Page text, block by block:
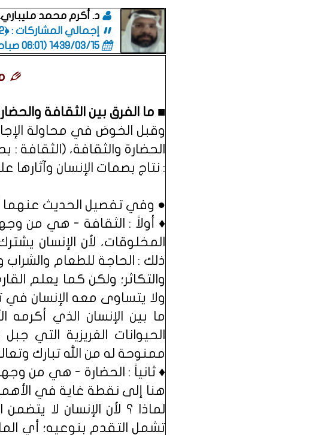
قائمة مُثبتة : مشرف منهل الثقافة التربوية.د. أكرم محمد
إجمالي المشاركات : ﴿22﴾.
1439/03/15 (06:01 صباحاً)
■ ما الفرق بين الثقافة
وقبل الخوض في محاولة
الحضارة والثقافة، (الثقافة
: نتاج بصمات الإنسان وآثارها
● وفي تفصيل الحديث عنهما
♦ أولاً : الثقافة - هي من
المخلوقات، لأن الإنسان
ذلك : الحاجة للطعام والشراب
والتكاثر؛ ولكن كما يعلم
ولا يتساوى معه الإنسان في
ما بين الإنسان الذي أكرمه
الحيوانات الغريزية التي
ممنوحة له من الله تبارك
♦ ثانياً : الحضارة - هي من
هنا إلى نقطة غاية في
لماذا ؟ لأن الإنسان لا
تشمل التقدم بنوعيه؛ أي